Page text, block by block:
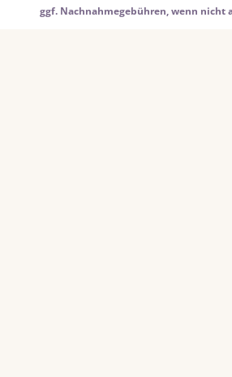
ggf. Nachnahmegebühren, wenn nicht